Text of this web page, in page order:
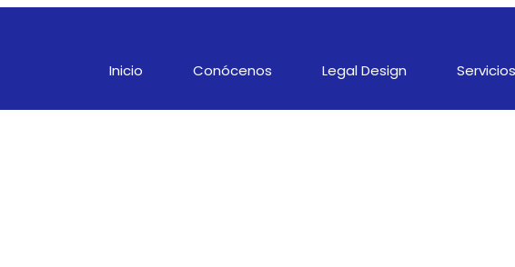
Inicio Conócenos Legal Design